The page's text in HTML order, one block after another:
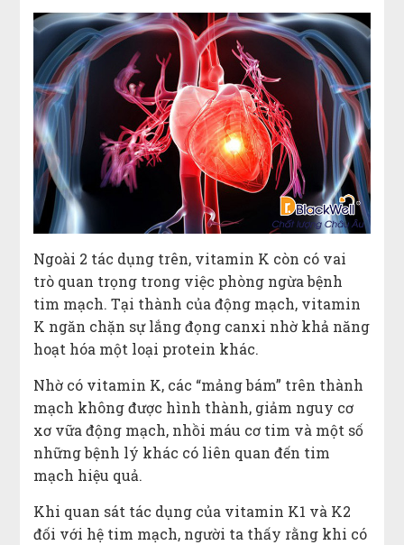
Ngoài 2 tác dụng trên, vitamin K còn có vai
trò quan trọng trong việc phòng ngừa bệnh
tim mạch. Tại thành của động mạch, vitamin
K ngăn chặn sự lắng đọng canxi nhờ khả năng
hoạt hóa một loại protein khác.
Nhờ có vitamin K, các “mảng bám” trên thành
mạch không được hình thành, giảm nguy cơ
xơ vữa động mạch, nhồi máu cơ tim và một số
những bệnh lý khác có liên quan đến tim
mạch hiệu quả.
Khi quan sát tác dụng của vitamin K1 và K2
đối với hệ tim mạch, người ta thấy rằng khi có